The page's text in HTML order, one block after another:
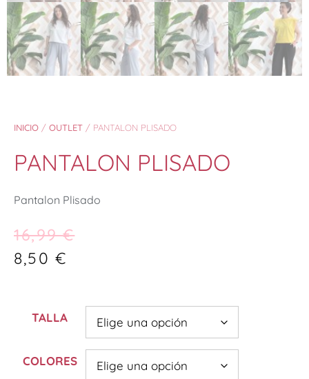
INICIO / OUTLET / PANTALON PLISADO
PANTALON PLISADO
Pantalon Plisado
16,99€
8,50 €
TALLA
COLORES